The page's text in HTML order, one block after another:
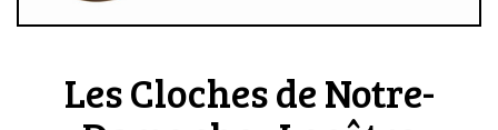
Les Cloches de Notre-